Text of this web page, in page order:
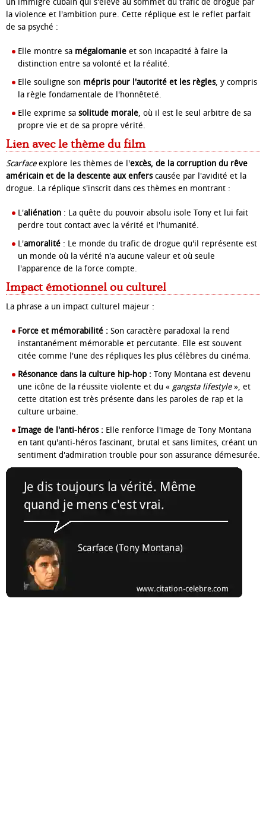
un immigré cubain qui s'élève au sommet du trafic de drogue par
la violence et l'ambition pure. Cette réplique est le reflet parfait
de sa psyché :
Elle montre sa mégalomanie et son incapacité à faire la
distinction entre sa volonté et la réalité.
Elle souligne son mépris pour l'autorité et les règles, y compris
la règle fondamentale de l'honnêteté.
Elle exprime sa solitude morale, où il est le seul arbitre de sa
propre vie et de sa propre vérité.
Lien avec le thème du film
Scarfaceexplore les thèmes de l'excès, de la corruption du rêve
américain et de la descente aux enferscausée par l'avidité et la
drogue. La réplique s'inscrit dans ces thèmes en montrant :
L'aliénation : La quête du pouvoir absolu isole Tony et lui fait
perdre tout contact avec la vérité et l'humanité.
L'amoralité : Le monde du trafic de drogue qu'il représente est
un monde où la vérité n'a aucune valeur et où seule
l'apparence de la force compte.
Impact émotionnel ou culturel
La phrase a un impact culturel majeur :
Force et mémorabilité : Son caractère paradoxal la rend
instantanément mémorable et percutante. Elle est souvent
citée comme l'une des répliques les plus célèbres du cinéma.
Résonance dans la culture hip-hop : Tony Montana est devenu
une icône de la réussite violente et du « gangsta lifestyle», et
cette citation est très présente dans les paroles de rap et la
culture urbaine.
Image de l'anti-héros : Elle renforce l'image de Tony Montana
en tant qu'anti-héros fascinant, brutal et sans limites, créant un
sentiment d'admiration trouble pour son assurance démesurée.